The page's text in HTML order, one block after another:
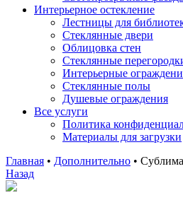
Интерьерное остекление
Лестницы для
Стеклянные двери
Облицовка стен
Стеклянные
Интерьерные
Стеклянные полы
Душевые ограждения
Все услуги
Политика
Материалы для загрузки
Главная • Дополнительно •
Назад